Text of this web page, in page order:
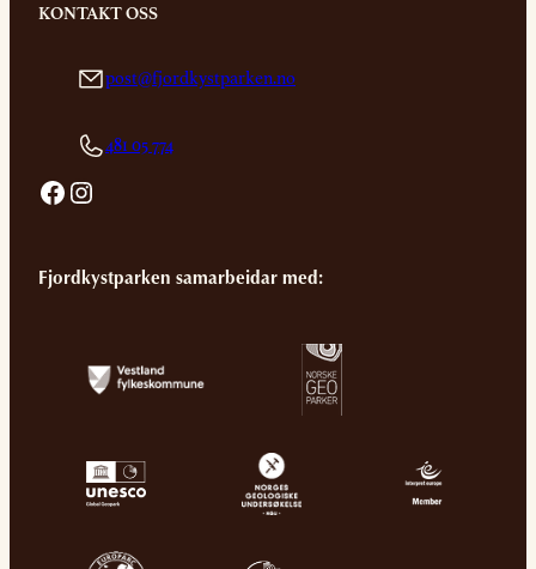
KONTAKT OSS
post@fjordkystparken.no
481 05 774
Facebook Instagram
Fjordkystparken samarbeidar med: